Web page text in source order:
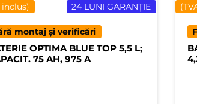
24 LUNI GARANȚIE
inclus)
montaj și verificări
OPTIMA BLUE TOP 5,5 L;
75 AH, 975 A